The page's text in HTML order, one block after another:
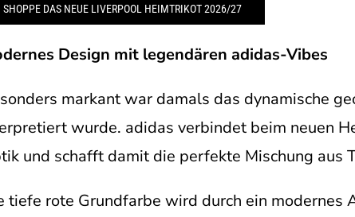
SHOPPE DAS NEUE LIVERPOOL HEIMTRIKOT 2026/27
Design mit legendären adidas-Vibes
markant war damals das dynamische
wurde. adidas verbindet beim neuen
und schafft damit die perfekte Mischung aus
tiefe rote Grundfarbe wird durch ein modernes